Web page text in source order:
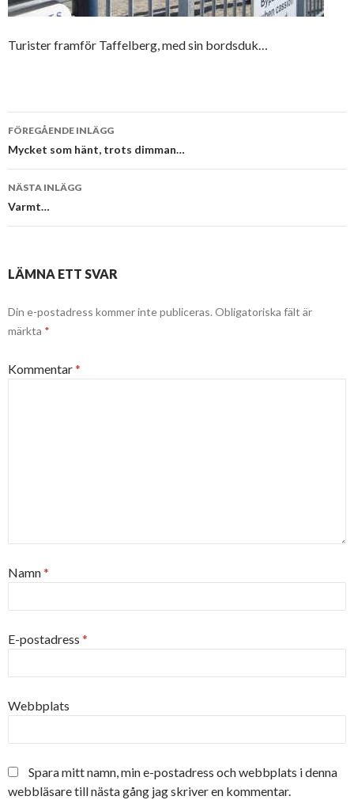
Turister framför Taffelberg, med sin bordsduk…
Inläggsnavigering
FÖREGÅENDE INLÄGG
Mycket som hänt, trots dimman…
NÄSTA INLÄGG
Varmt…
LÄMNA ETT SVAR
Din e-postadress kommer inte publiceras. Obligatoriska fält är
märkta *
Kommentar*
Namn*
E-postadress *
Webbplats
Spara mitt namn, min e-postadress och webbplats i denna
webbläsare till nästa gång jag skriver en kommentar.